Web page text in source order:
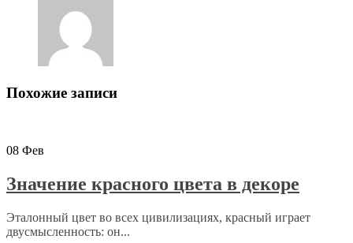
Похожие записи
08 Фев
Значение красного цвета в декоре
Эталонный цвет во всех цивилизациях, красный играет
двусмысленность: он...